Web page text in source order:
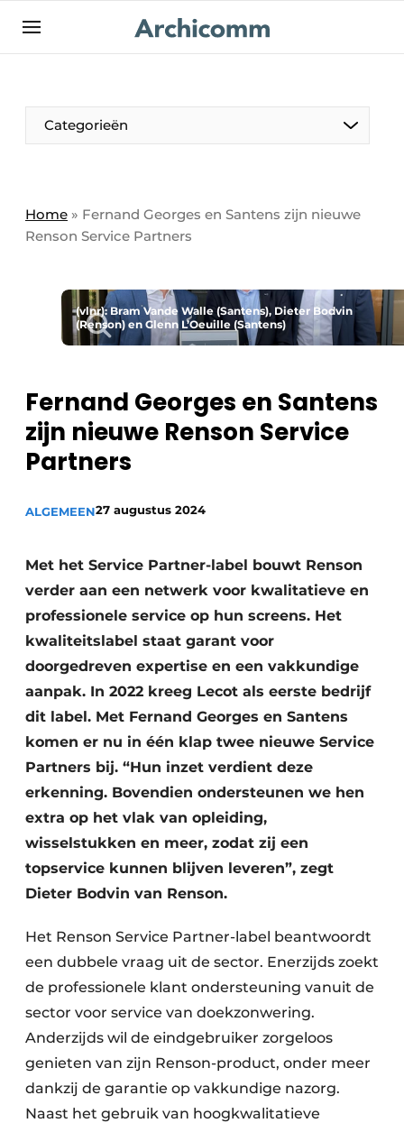
NL be-FR
Categorieën
Home » Fernand Georges en Santens zijn nieuwe
Renson Service Partners
(vlnr): Bram Vande Walle (Santens), Dieter Bodvin
(Renson) en Glenn L’Oeuille (Santens)
Fernand Georges en Santens
zijn nieuwe Renson Service
Partners
ALGEMEEN27 augustus 2024
Met het Service Partner-label bouwt Renson
verder aan een netwerk voor kwalitatieve en
professionele service op hun screens. Het
kwaliteitslabel staat garant voor
doorgedreven expertise en een vakkundige
aanpak. In 2022 kreeg Lecot als eerste bedrijf
dit label. Met Fernand Georges en Santens
komen er nu in één klap twee nieuwe Service
Partners bij. “Hun inzet verdient deze
erkenning. Bovendien ondersteunen we hen
extra op het vlak van opleiding,
wisselstukken en meer, zodat zij een
topservice kunnen blijven leveren”, zegt
Dieter Bodvin van Renson.
Het Renson Service Partner-label beantwoordt
een dubbele vraag uit de sector. Enerzijds zoekt
de professionele klant ondersteuning vanuit de
sector voor service van doekzonwering.
Anderzijds wil de eindgebruiker zorgeloos
genieten van zijn Renson-product, onder meer
dankzij de garantie op vakkundige nazorg.
Naast het gebruik van hoogkwalitatieve